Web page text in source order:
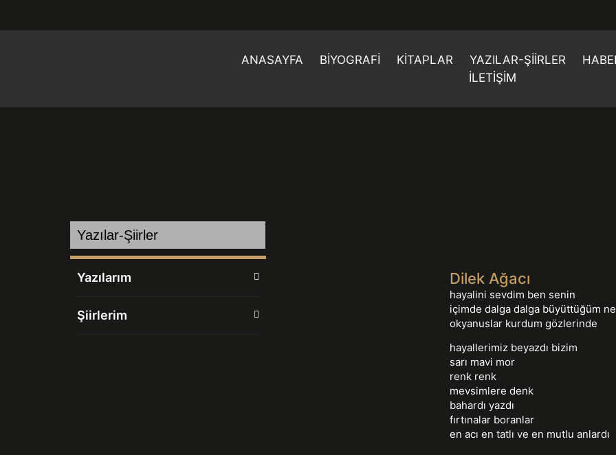
ANASAYFA BIYOGRAFI KITAPLAR YAZILAR-ŞIIRLER
İLETIŞIM
Yazılar-Şiirler
Yazılarım
Şiirlerim
Dilek Ağacı
hayalini sevdim ben senin
içimde dalga dalga büyüttüğüm
okyanuslar kurdum gözlerinde
hayallerimiz beyazdı bizim
sarı mavi mor
renk renk
mevsimlere denk
bahardı yazdı
fırtınalar boranlar
en acı en tatlı ve en mutlu anlardı